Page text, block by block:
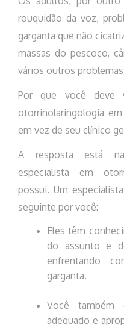
rouquidão da voz,
garganta que não
massas do pescoço,
vários outros
Por que você deve
otorrinolaringologia
em vez de seu clínico
A resposta está
especialista em
possui. Um
seguinte por você:
Eles têm
do assunto e
enfrentando
garganta.
Você também
adequado e